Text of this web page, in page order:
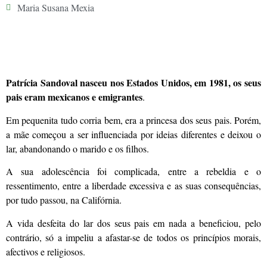
Maria Susana Mexia
Patrícia Sandoval nasceu nos Estados Unidos, em 1981, os seus
pais eram mexicanos e emigrantes.
Em pequenita tudo corria bem, era a princesa dos seus pais. Porém,
a mãe começou a ser influenciada por ideias diferentes e deixou o
lar, abandonando o marido e os filhos.
A sua adolescência foi complicada, entre a rebeldia e o
ressentimento, entre a liberdade excessiva e as suas consequências,
por tudo passou, na Califórnia.
A vida desfeita do lar dos seus pais em nada a beneficiou, pelo
contrário, só a impeliu a afastar-se de todos os princípios morais,
afectivos e religiosos.